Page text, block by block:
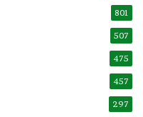
801
507
475
457
297